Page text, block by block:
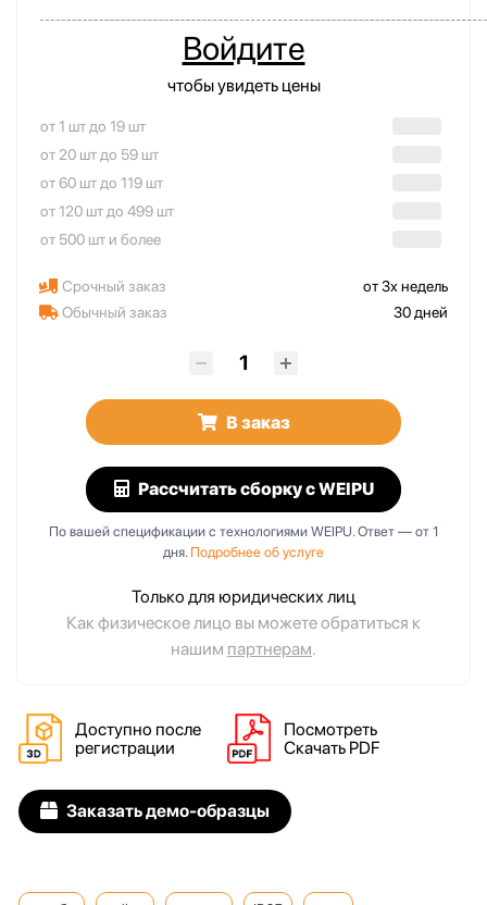
Войдите
чтобы увидеть цены
от 1 шт до 19 шт
от 20 шт до 59 шт
от 60 шт до 119 шт
от 120 шт до 499 шт
от 500 шт и более
Срочный заказ
от 3х недель
Обычный заказ
30 дней
В заказ
Рассчитать сборкус WEIPU
По вашей спецификации с технологиями WEIPU. Ответ — от 1
дня. Подробнее об услуге
Только для юридических лиц
Как физическое лицо вы можете обратиться к
нашим партнерам.
Доступно после
регистрации
Посмотреть
Скачать PDF
Заказать демо-образцы